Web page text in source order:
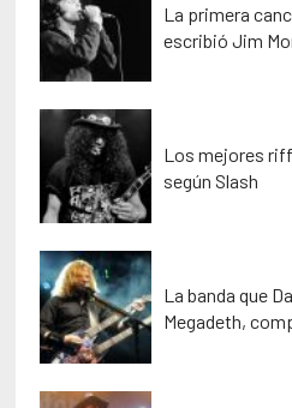
La primera
escribió Jim
Los mejores
según Slash
La banda que
Megadeth,